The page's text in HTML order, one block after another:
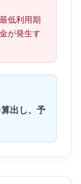
低利用期
が発生す
出し、予